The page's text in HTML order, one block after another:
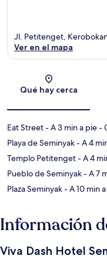
Jl. Petitenget,
Ver en el mapa
Qué hay cerca
Eat Street- A 3 min a pie-
Playa de Seminyak- A 4
Templo Petitenget- A 4
Pueblo de Seminyak- A 7
Plaza Seminyak- A 10 min
Información
Viva Dash Hotel